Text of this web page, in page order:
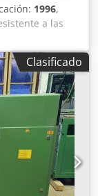
1996,
a las
de
para
Nn E Nj Sof
estado de
de corte de
aprox. 20
Tensión de
total de
y manual
x alto): aprox.
Clasificado